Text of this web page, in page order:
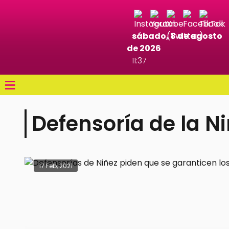
sábado, 8 de agosto
de 2026
11:37
≡
Defensoría de la
17 Feb, 2021